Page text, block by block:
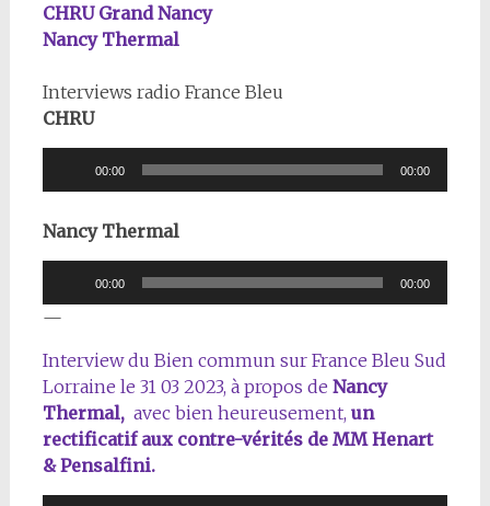
CHRU Grand Nancy
Nancy Thermal
Interviews radio France Bleu
CHRU
audio
00:00 00:00
Nancy Thermal
audio
00:00 00:00
—
Interview du Bien commun sur France Bleu Sud
Lorraine le 31 03 2023, à propos de Nancy
Thermal,avec bien heureusement, un
rectificatif aux contre-vérités de MM Henart
& Pensalfini.